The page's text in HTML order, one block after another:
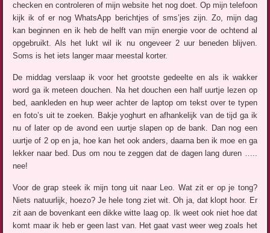
checken en controleren of mijn website het nog doet. Op mijn telefoon
kijk ik of er nog WhatsApp berichtjes of sms’jes zijn. Zo, mijn dag
kan beginnen en ik heb de helft van mijn energie voor de ochtend al
opgebruikt. Als het lukt wil ik nu ongeveer 2 uur beneden blijven.
Soms is het iets langer maar meestal korter.
De middag verslaap ik voor het grootste gedeelte en als ik wakker
word ga ik meteen douchen. Na het douchen een half uurtje lezen op
bed, aankleden en hup weer achter de laptop om tekst over te typen
en foto’s uit te zoeken. Bakje yoghurt en afhankelijk van de tijd ga ik
nu of later op de avond een uurtje slapen op de bank. Dan nog een
uurtje of 2 op en ja, hoe kan het ook anders, daarna ben ik moe en ga
lekker naar bed. Dus om nou te zeggen dat de dagen lang duren …..
nee!
Voor de grap steek ik mijn tong uit naar Leo. Wat zit er op je tong?
Niets natuurlijk, hoezo? Je hele tong ziet wit. Oh ja, dat klopt hoor. Er
zit aan de bovenkant een dikke witte laag op. Ik weet ook niet hoe dat
komt maar ik heb er geen last van. Het gaat vast weer weg zoals het